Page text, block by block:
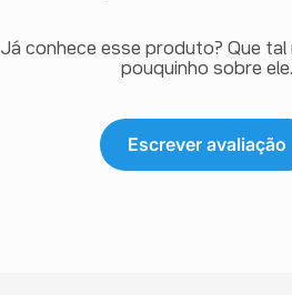
Já conhece esse produto? Que
pouquinho sobre ele.
Escrever avaliação